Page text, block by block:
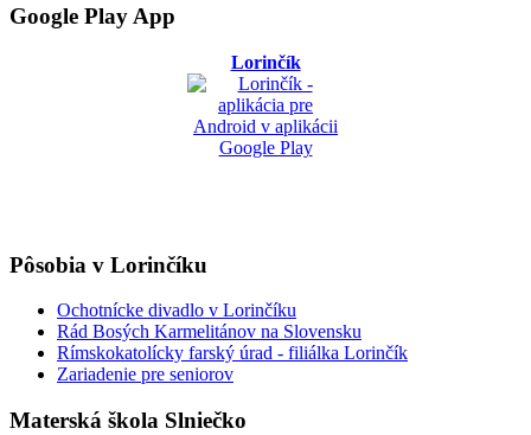
Google Play App
Lorinčík
Pôsobia v Lorinčíku
Ochotnícke divadlo v Lorinčíku
Rád Bosých Karmelitánov na Slovensku
Rímskokatolícky farský úrad - filiálka Lorinčík
Zariadenie pre seniorov
Materská škola Slniečko